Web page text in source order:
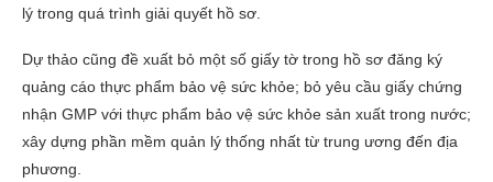
lý trong quá trình giải quyết hồ sơ.
Dự thảo cũng đề xuất bỏ một số giấy tờ trong hồ sơ đăng ký
quảng cáo thực phẩm bảo vệ sức khỏe; bỏ yêu cầu giấy chứng
nhận GMP với thực phẩm bảo vệ sức khỏe sản xuất trong nước;
xây dựng phần mềm quản lý thống nhất từ trung ương đến địa
phương.